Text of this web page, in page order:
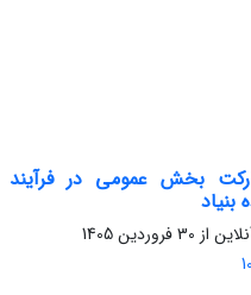
بخش عمومی در فرآیند
از 30 فروردین 1405